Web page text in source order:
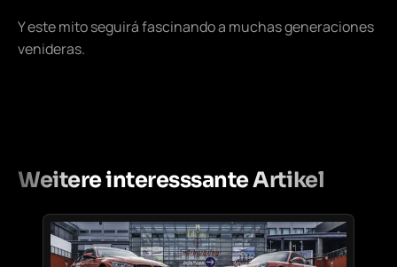
Y este mito seguirá fascinando a muchas generaciones
venideras.
Weitere interesssante Artikel